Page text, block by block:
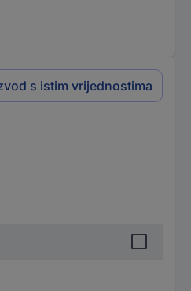
s istim vrijednostima